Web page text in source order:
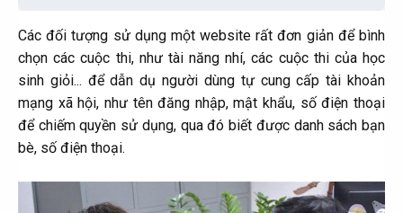
Các đối tượng sử dụng một website rất đơn giản để bình
chọn các cuộc thi, như tài năng nhí, các cuộc thi của học
sinh giỏi... để dẫn dụ người dùng tự cung cấp tài khoản
mạng xã hội, như tên đăng nhập, mật khẩu, số điện thoại
để chiếm quyền sử dụng, qua đó biết được danh sách bạn
bè, số điện thoại.